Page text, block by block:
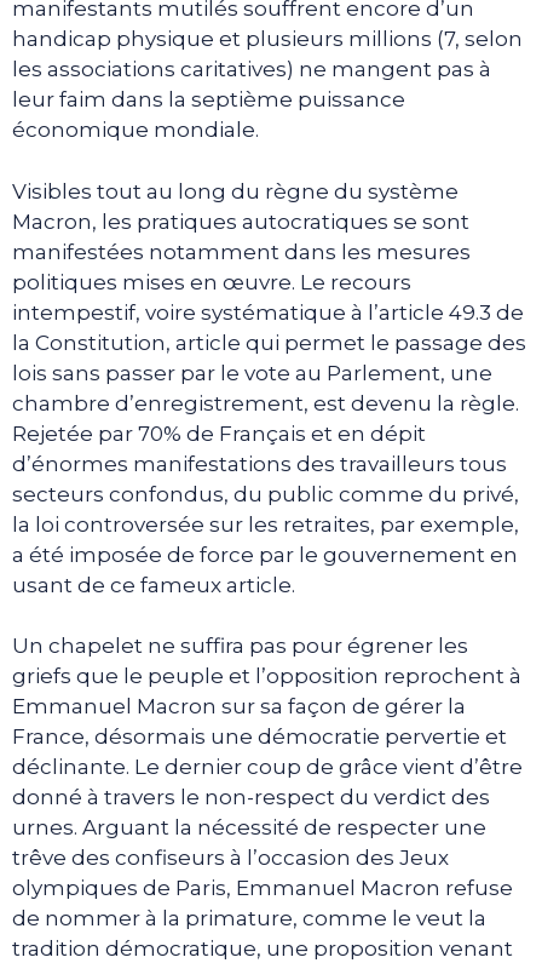
manifestants mutilés souffrent encore d’un
handicap physique et plusieurs millions (7, selon
les associations caritatives) ne mangent pas à
leur faim dans la septième puissance
économique mondiale.
Visibles tout au long du règne du système
Macron, les pratiques autocratiques se sont
manifestées notamment dans les mesures
politiques mises en œuvre. Le recours
intempestif, voire systématique à l’article 49.3 de
la Constitution, article qui permet le passage des
lois sans passer par le vote au Parlement, une
chambre d’enregistrement, est devenu la règle.
Rejetée par 70% de Français et en dépit
d’énormes manifestations des travailleurs tous
secteurs confondus, du public comme du privé,
la loi controversée sur les retraites, par exemple,
a été imposée de force par le gouvernement en
usant de ce fameux article.
Un chapelet ne suffira pas pour égrener les
griefs que le peuple et l’opposition reprochent à
Emmanuel Macron sur sa façon de gérer la
France, désormais une démocratie pervertie et
déclinante. Le dernier coup de grâce vient d’être
donné à travers le non-respect du verdict des
urnes. Arguant la nécessité de respecter une
trêve des confiseurs à l’occasion des Jeux
olympiques de Paris, Emmanuel Macron refuse
de nommer à la primature, comme le veut la
tradition démocratique, une proposition venant